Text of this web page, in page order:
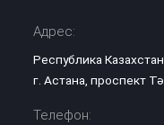
Адрес:
Республика
г. Астана, проспект
Телефон: